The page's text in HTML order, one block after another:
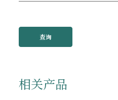
查询
相关产品